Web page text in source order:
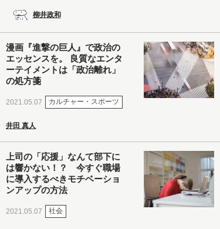
柳井政和
漫画『進撃の巨人』で政治の
エッセンスを。 良質なエンタ
ーテイメントは「政治離れ」
の処方箋
2021.05.07 カルチャー・スポーツ
井田 真人
上司の「応援」なんて部下に
は響かない！？ 今すぐ職場
に導入するべきモチベーショ
ンアップの方法
2021.05.07 社会